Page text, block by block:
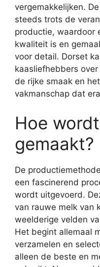
vergemakkelijken.
steeds trots de
productie, waardoor
kwaliteit is en
voor detail. Dorset
kaasliefhebbers
de rijke smaak en
vakmanschap dat
Hoe
gemaakt?
De
een fascinerend
wordt uitgevoerd.
van rauwe melk van
weelderige velden
Het begint allemaal
verzamelen en
alleen de beste en